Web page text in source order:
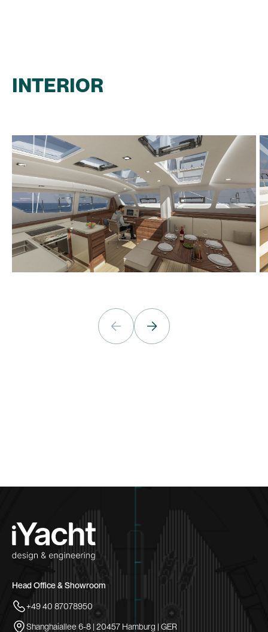
INTERIOR
Head Office & Showroom
+49 40 87078950
Shanghaiallee 6-8 | 20457 Hamburg | GER